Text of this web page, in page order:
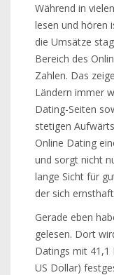
Während in
lesen und hören
die Umsätze
Bereich des
Zahlen. Das
Ländern immer
Dating-Seiten
stetigen
Online Dating
und sorgt nicht
lange Sicht für
der sich
Gerade eben
gelesen. Dort
Datings mit 41,1
US Dollar)